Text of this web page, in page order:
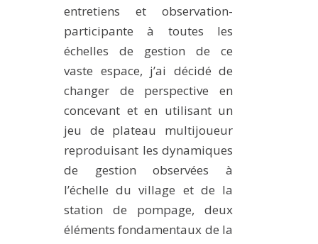
entretiens et observation-
participante à toutes les
échelles de gestion de ce
vaste espace, j’ai décidé de
changer de perspective en
concevant et en utilisant un
jeu de plateau multijoueur
reproduisant les dynamiques
de gestion observées à
l’échelle du village et de la
station de pompage, deux
éléments fondamentaux de la